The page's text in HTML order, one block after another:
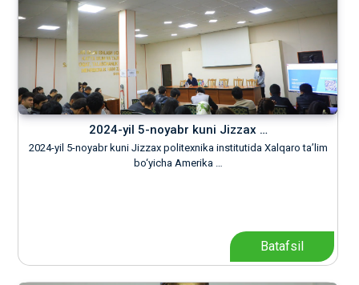
2024-yil 5-noyabr kuni Jizzax …
2024-yil 5-noyabr kuni Jizzax politexnika institutida Xalqaro ta’lim
bo‘yicha Amerika …
Batafsil